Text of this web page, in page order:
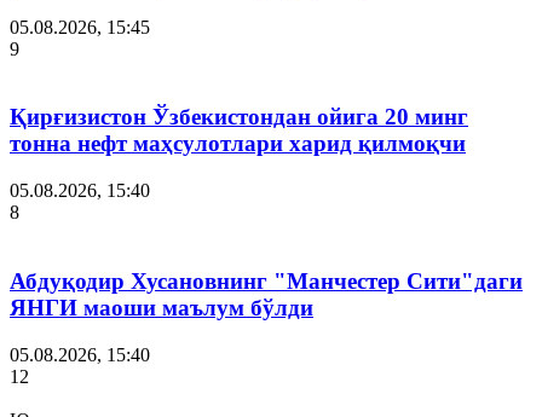
05.08.2026, 15:45
9
Қирғизистон Ўзбекистондан ойига 20 минг
тонна нефт маҳсулотлари харид қилмоқчи
05.08.2026, 15:40
8
Абдуқодир Хусановнинг "Манчестер Сити"даги
ЯНГИ маоши маълум бўлди
05.08.2026, 15:40
12